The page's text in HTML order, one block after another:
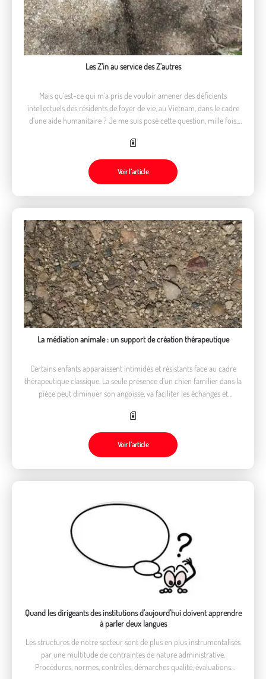
Les Z'in au service des Z'autres
Mais qu’est-ce qui m’a pris de vouloir amener des déficients
intellectuels des résidents de foyer de vie, au Vietnam, dans le cadre
d’une aide humanitaire ? Je me suis posé cette question, mille fois,
Voir l’article
La médiation animale : un support de création thérapeutique
Certains enfants apparaissent intimidés et résistants face au cadre
thérapeutique classique. La seule présence d’un chien familier dans la
pièce peut diminuer son angoisse, va faciliter les échanges et
Voir l’article
Quand les dirigeants des institutions d'aujourd'hui doivent apprendre
à parler deux langues
Les structures de notre secteur sont de plus en plus instrumentalisés
par une multitude de contraintes de nature administrative.
Procédures, normes, contrôles, démarches qualité, évaluations